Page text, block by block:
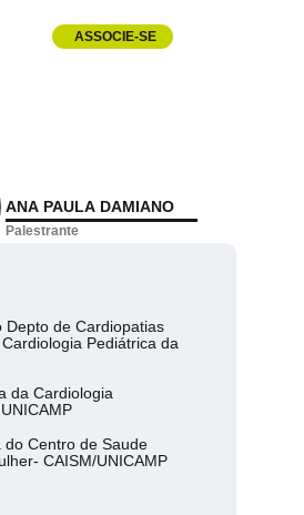
ASSOCIE-SE
ANA PAULA DAMIANO
Palestrante
Depto de Cardiopatias
Pediátrica da
da Cardiologia
do Centro de Saude
CAISM/UNICAMP